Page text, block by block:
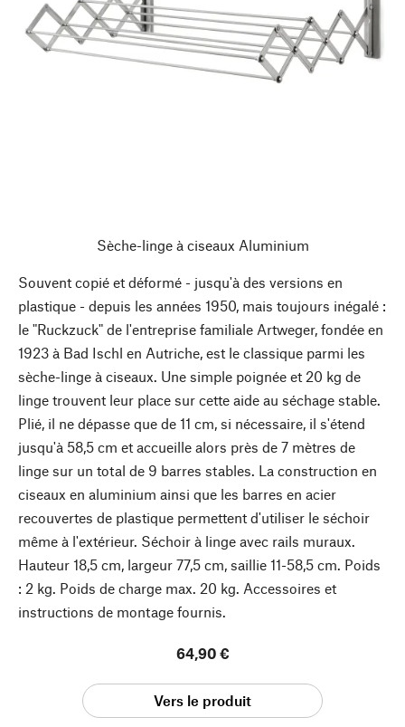
Sèche-linge à ciseaux Aluminium
Souvent copié et déformé - jusqu'à des versions en
plastique - depuis les années 1950, mais toujours inégalé :
le "Ruckzuck" de l'entreprise familiale Artweger, fondée en
1923 à Bad Ischl en Autriche, est le classique parmi les
sèche-linge à ciseaux. Une simple poignée et 20 kg de
linge trouvent leur place sur cette aide au séchage stable.
Plié, il ne dépasse que de 11 cm, si nécessaire, il s'étend
jusqu'à 58,5 cm et accueille alors près de 7 mètres de
linge sur un total de 9 barres stables. La construction en
ciseaux en aluminium ainsi que les barres en acier
recouvertes de plastique permettent d'utiliser le séchoir
même à l'extérieur. Séchoir à linge avec rails muraux.
Hauteur 18,5 cm, largeur 77,5 cm, saillie 11-58,5 cm. Poids
: 2 kg. Poids de charge max. 20 kg. Accessoires et
instructions de montage fournis.
64,90 €
Vers le produit